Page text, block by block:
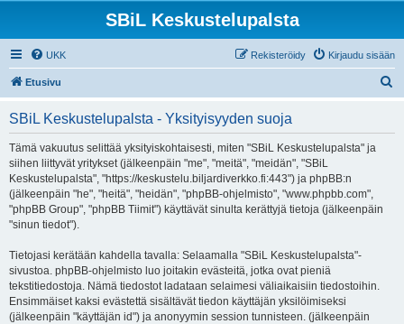
SBiL Keskustelupalsta
UKK Kirjaudu sisään
Rekisteröidy
Etusivu
SBiL Keskustelupalsta - Yksityisyyden suoja
Tämä vakuutus selittää yksityiskohtaisesti, miten "SBiL Keskustelupalsta" ja
siihen liittyvät yritykset (jälkeenpäin "me", "meitä", "meidän", "SBiL
Keskustelupalsta", "https://keskustelu.biljardiverkko.fi:443") ja phpBB:n
(jälkeenpäin "he", "heitä", "heidän", "phpBB-ohjelmisto", "www.phpbb.com",
"phpBB Group", "phpBB Tiimit") käyttävät sinulta kerättyjä tietoja (jälkeenpäin
"sinun tiedot").
Tietojasi kerätään kahdella tavalla: Selaamalla "SBiL Keskustelupalsta"-
sivustoa. phpBB-ohjelmisto luo joitakin evästeitä, jotka ovat pieniä
tekstitiedostoja. Nämä tiedostot ladataan selaimesi väliaikaisiin tiedostoihin.
Ensimmäiset kaksi evästettä sisältävät tiedon käyttäjän yksilöimiseksi
(jälkeenpäin "käyttäjän id") ja anonyymin session tunnisteen. (jälkeenpäin